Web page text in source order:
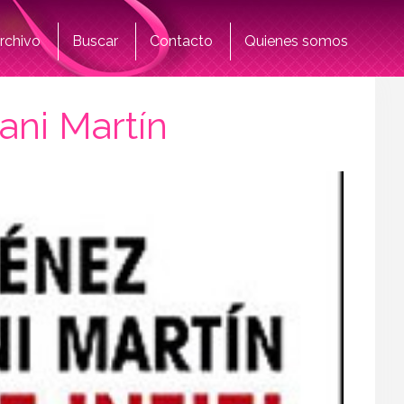
Buscar Contacto Quienes somos
Martín